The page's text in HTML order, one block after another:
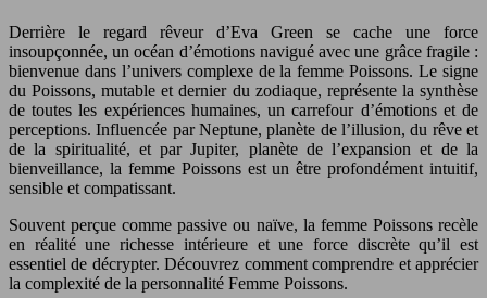
Derrière le regard rêveur d’Eva Green se cache une force
insoupçonnée, un océan d’émotions navigué avec une grâce fragile :
bienvenue dans l’univers complexe de la femme Poissons. Le signe
du Poissons, mutable et dernier du zodiaque, représente la synthèse
de toutes les expériences humaines, un carrefour d’émotions et de
perceptions. Influencée par Neptune, planète de l’illusion, du rêve et
de la spiritualité, et par Jupiter, planète de l’expansion et de la
bienveillance, la femme Poissons est un être profondément intuitif,
sensible et compatissant.
Souvent perçue comme passive ou naïve, la femme Poissons recèle
en réalité une richesse intérieure et une force discrète qu’il est
essentiel de décrypter. Découvrez comment comprendre et apprécier
la complexité de la personnalité Femme Poissons.